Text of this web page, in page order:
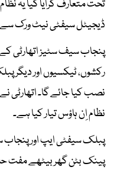
تحت متعارف کرایا گیا یہ
ڈیجیٹل سیفٹی نیٹ ورک
پنجاب سیف سٹیز اتھارٹی
نصب کیا جائے گا۔ اتھارٹی
نظام اِن ہاؤس تیار کیا ہے۔
پینک بٹن گھر بیٹھے مفت